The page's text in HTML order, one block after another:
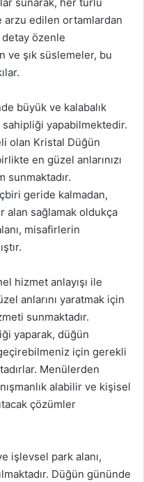
edilen ortamlardan
özenle
ve şık süslemeler, bu
büyük ve kalabalık
yapabilmektedir.
olan Kristal Düğün
en güzel anlarınızı
sunmaktadır.
geride kalmadan,
alan sağlamak oldukça
misafirlerin
hizmet anlayışı ile
anlarını yaratmak için
sunmaktadır.
yaparak, düğün
için gerekli
Menülerden
alabilir ve kişisel
çözümler
işlevsel park alanı,
Düğün gününde